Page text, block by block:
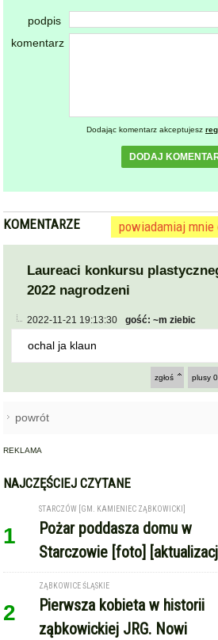
podpis
komentarz
Dodając komentarz akceptujesz
DODAJ
KOMENTARZE powiadamiaj mnie
Laureaci konkursu
2022 nagrodzeni
2022-11-21 19:13:30 gość: ~m ziebic
ochal ja klaun
plusy 0
zgłoś
powrót
REKLAMA
NAJCZĘŚCIEJ CZYTANE
1
STARCZÓW [GM. KAMIENIEC ZĄBKOWICKI]
Pożar poddasza domu w
Starczowie [foto]
2
ZĄBKOWICE ŚLĄSKIE
Pierwsza kobieta w historii
ząbkowickiej JRG. Nowi